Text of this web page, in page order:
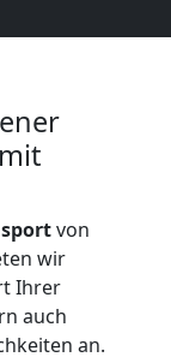
von
wir
Ihrer
auch
an.